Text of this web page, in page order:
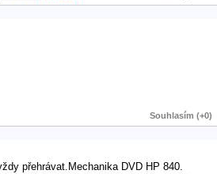
Souhlasím (+0)
přehrávat.Mechanika DVD HP 840.